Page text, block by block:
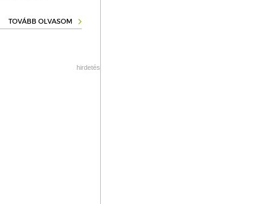
TOVÁBB OLVASOM
hirdetés